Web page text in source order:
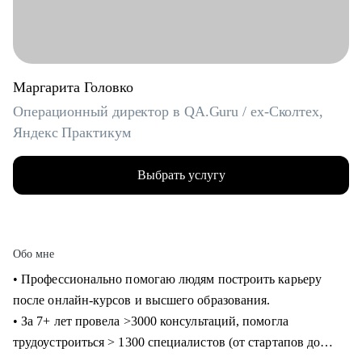
Маргарита Головко
Операционный директор в QA.Guru / ex-Сколтех,
Яндекс Практикум
Выбрать услугу
Обо мне
• Профессионально помогаю людям построить карьеру
после онлайн-курсов и высшего образования.
• За 7+ лет провела >3000 консультаций, помогла
трудоустроиться > 1300 специалистов (от стартапов до